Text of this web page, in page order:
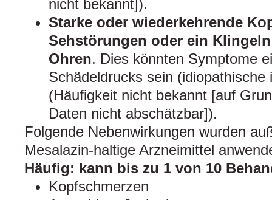
nicht bekannt]).
Starke oder wiederkehrende
Sehstörungen oder ein
Ohren. Dies könnten Symptome
Schädeldrucks sein
(Häufigkeit nicht bekannt [auf
Daten nicht abschätzbar]).
Folgende Nebenwirkungen wurden
Mesalazin-haltige Arzneimittel
Häufig: kann bis zu 1 von 10
Kopfschmerzen